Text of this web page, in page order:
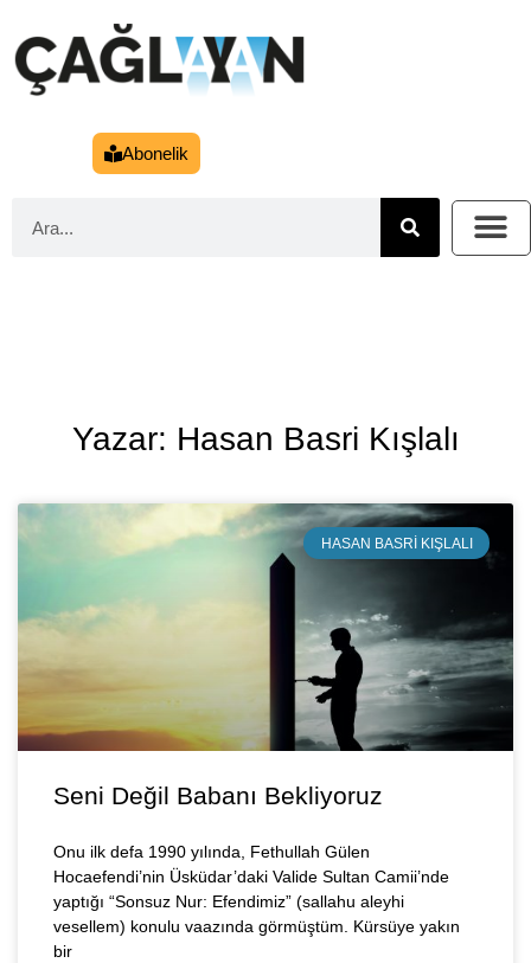
Abonelik
Yazar: Hasan Basri Kışlalı
HASAN BASRI KIŞLALI
Seni Değil Babanı Bekliyoruz
Onu ilk defa 1990 yılında, Fethullah Gülen
Hocaefendi’nin Üsküdar’daki Valide Sultan Camii’nde
yaptığı “Sonsuz Nur: Efendimiz” (sallahu aleyhi
vesellem) konulu vaazında görmüştüm. Kürsüye yakın
bir